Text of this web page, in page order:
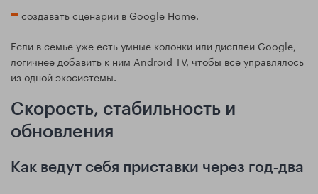
создавать сценарии в Google Home.
Если в семье уже есть умные колонки или дисплеи Google,
логичнее добавить к ним Android TV, чтобы всё управлялось
из одной экосистемы.
Скорость, стабильность и
обновления
Как ведут себя приставки через год‑два